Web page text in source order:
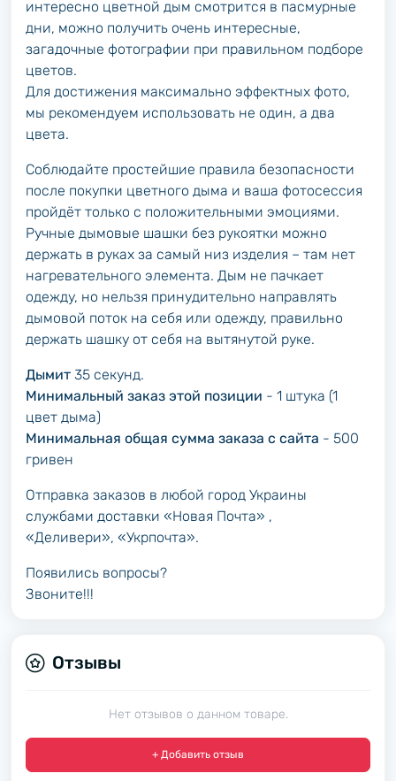
интересно цветной дым смотрится в пасмурные
дни, можно получить очень интересные,
загадочные фотографии при правильном подборе
цветов.
Для достижения максимально эффектных фото,
мы рекомендуем использовать не один, а два
цвета.
Соблюдайте простейшие правила безопасности
после покупки цветного дыма и ваша фотосессия
пройдёт только с положительными эмоциями.
Ручные дымовые шашки без рукоятки можно
держать в руках за самый низ изделия – там нет
нагревательного элемента. Дым не пачкает
одежду, но нельзя принудительно направлять
дымовой поток на себя или одежду, правильно
держать шашку от себя на вытянутой руке.
Дымит 35 секунд.
Минимальный заказ этой позиции - 1 штука (1
цвет дыма)
Минимальная общая сумма заказа с сайта - 500
гривен
Отправка заказов в любой город Украины
службами доставки «Новая Почта» ,
«Деливери», «Укрпочта».
Появились вопросы?
Звоните!!!
Отзывы
Нет отзывов о данном товаре.
+ Добавить отзыв